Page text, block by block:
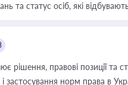
та статус осіб, які
рішення, правові позиції та
норм права в